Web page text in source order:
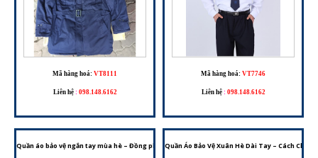
Mã hàng hoá: VT8111
Liên hệ : 098.148.6162
Mã hàng hoá: VT7746
Liên hệ : 098.148.6162
Quần áo bảo vệ ngắn tay mùa hè – Đồng phục bảo vệ thoáng mát, chuyên nghiệp
Quần Áo Bảo Vệ Xuân Hè Dài Tay – Cách Chọn